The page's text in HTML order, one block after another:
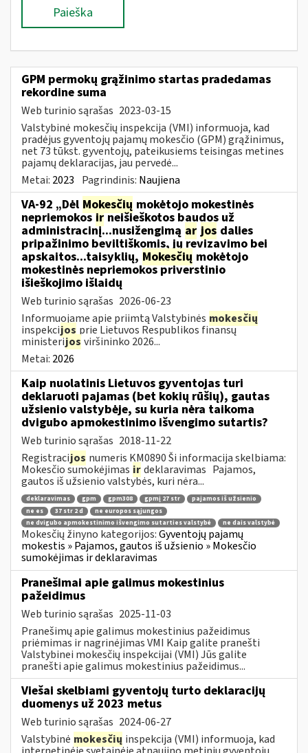
Paieška
GPM permokų grąžinimo startas pradedamas
rekordine suma
Web turinio sąrašas 2023-03-15
Valstybinė mokesčių inspekcija (VMI) informuoja, kad
pradėjus gyventojų pajamų mokesčio (GPM) grąžinimus,
net 73 tūkst. gyventojų, pateikusiems teisingas metines
pajamų deklaracijas, jau pervedė...
Metai: 2023 Pagrindinis: Naujiena
VA-92 „Dėl Mokesčių mokėtojo mokestinės
nepriemokosirneišieškotos baudos už
administracinį...nusižengimą ar jos dalies
pripažinimo beviltiškomis, jų revizavimo bei
apskaitos...taisyklių, Mokesčių mokėtojo
mokestinės nepriemokos priverstinio
išieškojimo išlaidų
Web turinio sąrašas 2026-06-23
Informuojame apie priimtą Valstybinės mokesčių
inspekcijos prie Lietuvos Respublikos finansų
ministerijos viršininko 2026...
Metai: 2026
Kaip nuolatinis Lietuvos gyventojas turi
deklaruoti pajamas (bet kokių rūšių), gautas
užsienio valstybėje, su kuria nėra taikoma
dvigubo apmokestinimo išvengimo sutartis?
Web turinio sąrašas 2018-11-22
Registracijos numeris KM0890 Ši informacija skelbiama:
Mokesčio sumokėjimas irdeklaravimas Pajamos,
gautos iš užsienio valstybės, kuri nėra...
deklaravimas gpm gpm308 gpmį 27 str
pajamos iš užsienio
ne es
37 str 2 d
ne europos sąjungos
ne dvigubo apmokestinimo išvengimo sutarties valstybė
ne dais valstybė
Mokesčių žinyno kategorijos:Gyventojų pajamų
mokestis » Pajamos, gautos iš užsienio » Mokesčio
sumokėjimas ir deklaravimas
Pranešimai apie galimus mokestinius
pažeidimus
Web turinio sąrašas 2025-11-03
Pranešimų apie galimus mokestinius pažeidimus
priėmimas ir nagrinėjimas VMI Kaip galite pranešti
Valstybinei mokesčių inspekcijai (VMI) Jūs galite
pranešti apie galimus mokestinius pažeidimus...
Viešai skelbiami gyventojų turto deklaracijų
duomenys už 2023 metus
Web turinio sąrašas 2024-06-27
Valstybinė mokesčių inspekcija (VMI) informuoja, kad